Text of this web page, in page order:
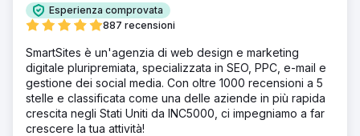
crescita sostenibile e autorevolezza di mercato: -
Abbiamo costruito solide basi sui canali media di proprietà
per supportare la crescita del marchio a lungo termine. -
Abbiamo sviluppato e realizzato una campagna di
sensibilizzazione multicanale, con particolare attenzione a
LinkedIn e alle piattaforme allineate al settore. - Abbiamo
riposizionato il marchio e l'offerta del cliente per
comunicare chiaramente valore e differenziazione su tutti
i punti di contatto con i clienti.
Esperienza comprovata
887 recensioni
SmartSites è un'agenzia di web design e marketing
digitale pluripremiata, specializzata in SEO, PPC, e-mail e
gestione dei social media. Con oltre 1000 recensioni a 5
stelle e classificata come una delle aziende in più rapida
crescita negli Stati Uniti da INC5000, ci impegniamo a far
crescere la tua attività!